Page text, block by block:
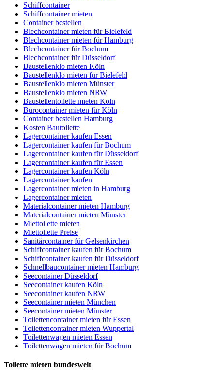
Schiffcontainer
Schiffcontainer mieten
Container bestellen
Blechcontainer mieten für Bielefeld
Blechcontainer mieten für Hamburg
Blechcontainer für Bochum
Blechcontainer für Düsseldorf
Baustellenklo mieten Köln
Baustellenklo mieten für Bielefeld
Baustellenklo mieten Münster
Baustellenklo mieten NRW
Baustellentoilette mieten Köln
Bürocontainer mieten für Köln
Container bestellen Hamburg
Kosten Bautoilette
Lagercontainer kaufen Essen
Lagercontainer kaufen für Bochum
Lagercontainer kaufen für Düsseldorf
Lagercontainer kaufen für Essen
Lagercontainer kaufen Köln
Lagercontainer kaufen
Lagercontainer mieten in Hamburg
Lagercontainer mieten
Materialcontainer mieten Hamburg
Materialcontainer mieten Münster
Miettoilette mieten
Miettoilette Preise
Sanitärcontainer für Gelsenkirchen
Schiffcontainer kaufen für Bochum
Schiffcontainer kaufen für Düsseldorf
Schnellbaucontainer mieten Hamburg
Seecontainer Düsseldorf
Seecontainer kaufen Köln
Seecontainer kaufen NRW
Seecontainer mieten München
Seecontainer mieten Münster
Toilettencontainer mieten für Essen
Toilettencontainer mieten Wuppertal
Toilettenwagen mieten Essen
Toilettenwagen mieten für Bochum
Toilette mieten bundesweit